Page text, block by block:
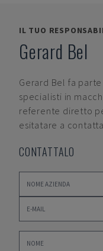
IL TUO
Gerard Bel
Gerard Bel fa
specialisti in
referente diretto
esitatare a
CONTATTALO